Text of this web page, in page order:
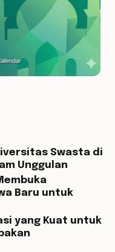
Swasta di
Unggulan
Baru untuk
yang Kuat untuk